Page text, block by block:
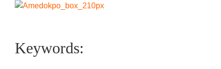
Keywords: